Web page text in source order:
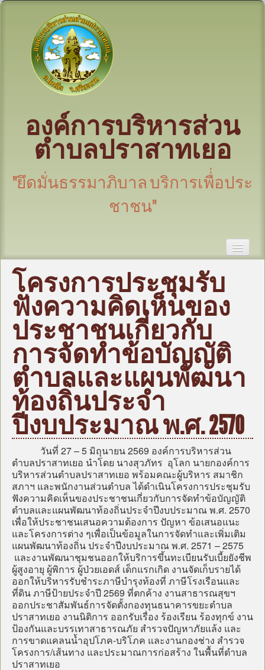
องค์การบริหารส่วน
ตำบลปราสาทเยอ
"ยึดมั่นธรรมาภิบาล บริการเพื่่อประ
ชาชน"
หน้าแรก
บุคลากร
ข้อมูลหน่วยงาน
กฎหมาย/ระเบียบ/คู่มือ
ข่าวสาร อบต.
แผน
ภารกิจ/กิจกรรม
มาตรการป้องกันการทุจริต
หน่วยตรวจสอบภายใน
ศูนย์บริการร่วม (Oss)
แบบประเมินความพึงพอใจ
กระดานถาม-ตอบ
ITA
โครงการประชุมรับ
ฟังความคิดเห็นของ
ประชาชนเกี่ยวกับ
การจัดทำข้อบัญญัติ
ตำบลและแผนพัฒนา
ท้องถิ่นประจำ
ปีงบประมาณ พ.ศ. 2570
วันที่ 27 – 5 มิถุนายน 2569 องค์การบริหารส่วน
ตำบลปราสาทเยอ นำโดย นางสุวภัทร อุโลก นายกองค์การ
บริหารส่วนตำบลปราสาทเยอ พร้อมคณะผู้บริหาร สมาชิก
สภาฯ และพนักงานส่วนตำบล ได้ดำเนินโครงการประชุมรับ
ฟังความคิดเห็นของประชาชนเกี่ยวกับการจัดทำข้อบัญญัติ
ตำบลและแผนพัฒนาท้องถิ่นประจำปีงบประมาณ พ.ศ. 2570
เพื่อให้ประชาชนเสนอความต้องการ ปัญหา ข้อเสนอแนะ
และโครงการต่าง ๆเพื่อเป็นข้อมูลในการจัดทำและเพิ่มเติม
แผนพัฒนาท้องถิ่น ประจำปีงบประมาณ พ.ศ. 2571 – 2575
และงานพัฒนาชุมชนออกให้บริการขึ้นทะเบียนรับเบี้ยยังชีพ
ผู้สูงอายุ ผู้พิการ ผู้ป่วยเอดส์ เด็กแรกเกิด งานจัดเก็บรายได้
ออกให้บริหารรับชำระภาษีบำรุงท้องที่ ภาษีโรงเรือนและ
ที่ดิน ภาษีป้ายประจำปี 2569 ที่ตกค้าง งานสาธารณสุขฯ
ออกประชาสัมพันธ์การจัดตั้งกองทุนธนาคารขยะตำบล
ปราสาทเยอ งานนิติการ ออกรับเรื่อง ร้องเรียน ร้องทุกข์ งาน
ป้องกันและบรรเทาสาธารณภัย สำรวจปัญหาภัยแล้ง และ
การขาดแคลนน้ำอุปโภค-บริโภค และงานกองช่าง สำรวจ
โครงการ/เส้นทาง และประมาณการก่อสร้าง ในพื้นที่ตำบล
ปราสาทเยอ